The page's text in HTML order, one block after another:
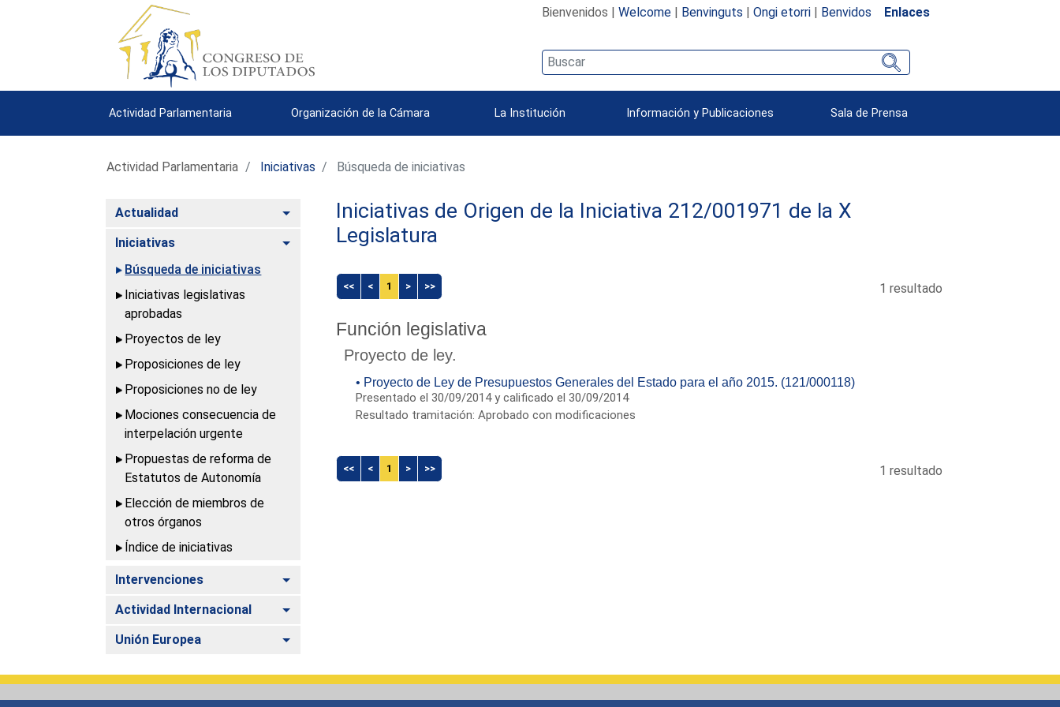
Bienvenidos | Welcome| Benvinguts | Ongi etorri| Benvidos Enlaces
Actividad Parlamentaria Organización de la Cámara La Institución Información y Publicaciones Sala de Prensa
Actividad Parlamentaria Iniciativas Búsqueda de iniciativas
Actualidad Alternar
Iniciativas
Alternar
Búsqueda de iniciativas
Iniciativas legislativas
aprobadas
Proyectos de ley
Proposiciones de ley
Proposiciones no de ley
Mociones consecuencia de
interpelación urgente
Propuestas de reforma de
Estatutos de Autonomía
Elección de miembros de
otros órganos
Índice de iniciativas
Intervenciones Alternar
Actividad Internacional Alternar
Unión Europea Alternar
Iniciativas de Origen de la Iniciativa 212/001971 de la X
Legislatura
<< < 1 > >> 1 resultado
Función legislativa
Proyecto de ley.
• Proyecto de Ley de Presupuestos Generales del Estado para el año 2015. (121/000118)
Presentado el 30/09/2014 y calificado el 30/09/2014
Resultado tramitación: Aprobado con modificaciones
<< < 1 > >> 1 resultado